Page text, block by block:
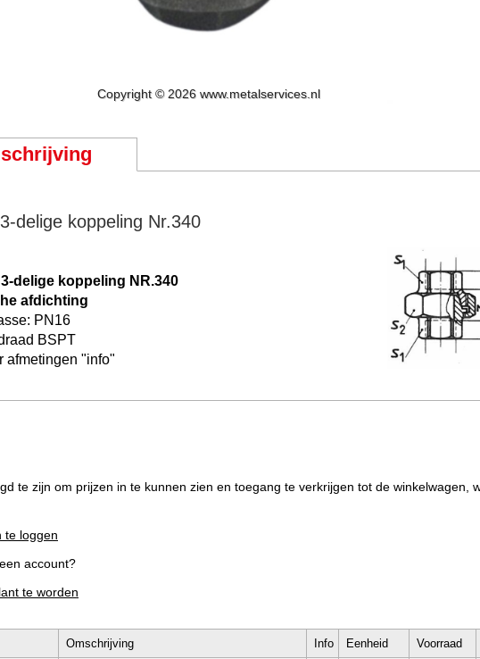
Copyright © 2026 www.metalservices.nl
delige koppeling Nr.340
delige koppeling NR.340
afdichting
PN16
BSPT
afmetingen "info"
te zijn om prijzen in te kunnen zien en toegang te verkrijgen tot de winkelwagen,
te loggen
account?
te worden
Omschrijving Info Eenheid Voorraad